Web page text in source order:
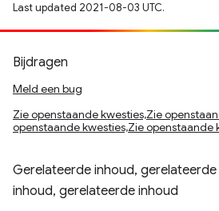
Last updated 2021-08-03 UTC.
Bijdragen
Meld een bug
Zie openstaande kwesties,Zie
openstaande kwesties,Zie openstaande
Gerelateerde inhoud,
inhoud, gerelateerde inhoud